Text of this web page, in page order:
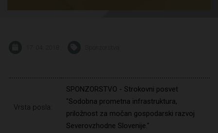
Vrsta posla:
SPONZORSTVO - Strokovni posvet
"Sodobna prometna infrastruktura,
priložnost za močan gospodarski razvoj
Severovzhodne Slovenije."